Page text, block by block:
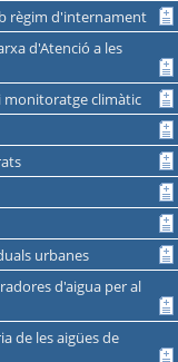
règim d'internament
monitoratge climàtic
urbanes